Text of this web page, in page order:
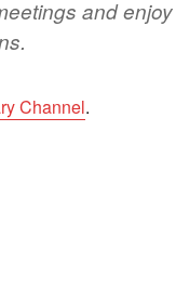
and enjoy
Channel.